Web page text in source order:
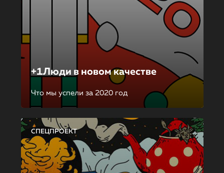
+1Люди в новом качестве
Что мы успели за 2020 год
СПЕЦПРОЕКТ